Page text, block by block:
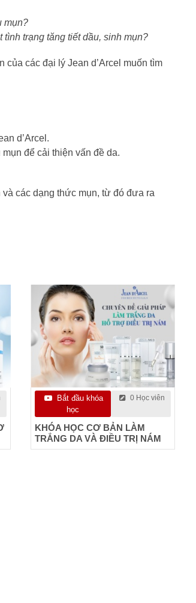
mụn?
trạng tăng tiết dầu, sinh mụn?
của các đại lý Jean d’Arcel muốn tìm
d’Arcel.
để cải thiện vấn đề da.
các dạng thức mụn, từ đó đưa ra
Bắt đầu khóa
học
0 Học viên
KHÓA HỌC CƠ BẢN LÀM
TRẮNG DA VÀ ĐIỀU TRỊ NÁM